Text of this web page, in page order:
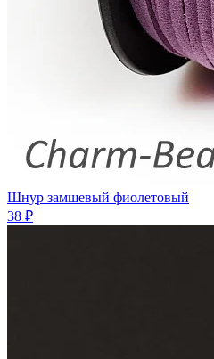
Шнур замшевый фиолетовый
38 ₽